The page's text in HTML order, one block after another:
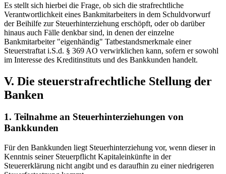
Es stellt sich hierbei die Frage, ob sich die strafrechtliche
Verantwortlichkeit eines Bankmitarbeiters in dem Schuldvorwurf
der Beihilfe zur Steuerhinterziehung erschöpft, oder ob darüber
hinaus auch Fälle denkbar sind, in denen der einzelne
Bankmitarbeiter "eigenhändig" Tatbestandsmerkmale einer
Steuerstraftat i.S.d. § 369 AO verwirklichen kann, sofern er sowohl
im Interesse des Kreditinstituts und des Bankkunden handelt.
V. Die steuerstrafrechtliche Stellung der
Banken
1. Teilnahme an Steuerhinterziehungen von
Bankkunden
Für den Bankkunden liegt Steuerhinterziehung vor, wenn dieser in
Kenntnis seiner Steuerpflicht Kapitaleinkünfte in der
Steuererklärung nicht angibt und es daraufhin zu einer niedrigeren